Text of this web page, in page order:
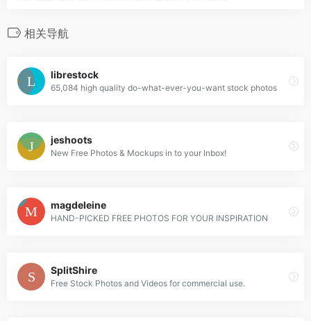
相关导航
librestock
65,084 high quality do-what-ever-you-want stock photos
jeshoots
New Free Photos & Mockups in to your Inbox!
magdeleine
HAND-PICKED FREE PHOTOS FOR YOUR INSPIRATION
SplitShire
Free Stock Photos and Videos for commercial use.